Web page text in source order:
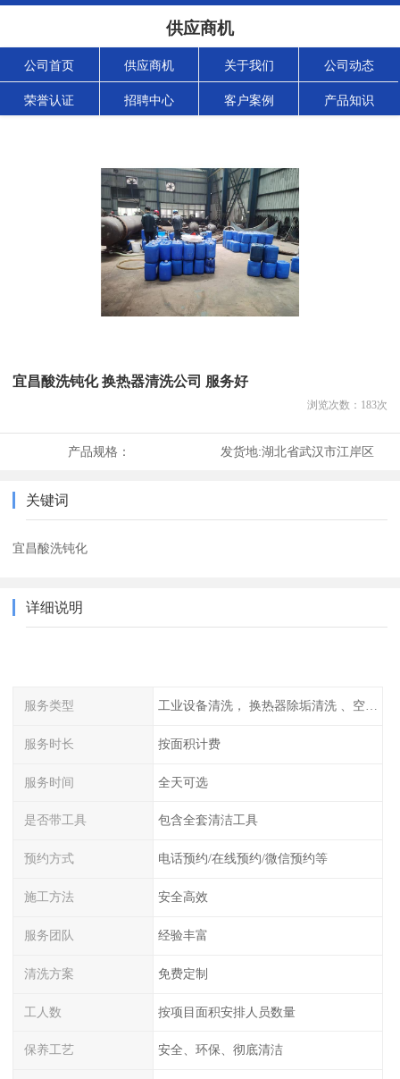
供应商机
公司首页 供应商机 关于我们 公司动态
荣誉认证 招聘中心 客户案例 产品知识
宜昌酸洗钝化 换热器清洗公司 服务好
浏览次数： 183次
产品规格： 发货地:湖北省武汉市江岸区
关键词
宜昌酸洗钝化
详细说明
服务类型 工业设备清洗， 换热器除垢清洗 、空调清洗等
服务时长 按面积计费
服务时间 全天可选
是否带工具 包含全套清洁工具
预约方式 电话预约/在线预约/微信预约等
施工方法 安全高效
服务团队 经验丰富
清洗方案 免费定制
工人数 按项目面积安排人员数量
保养工艺 安全、环保、彻底清洁